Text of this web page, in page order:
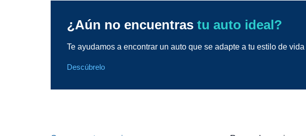
¿Aún no encuentras tu auto ideal?
Te ayudamos a encontrar un auto que se adapte a tu estilo de vida
Descúbrelo